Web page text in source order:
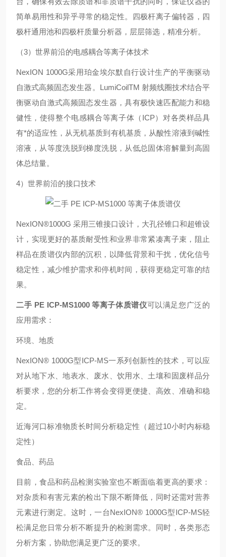
简单易用性和异乎寻常的稳定性。四极杆离子偏转器，四
极杆通用池和四极杆质量分析器，层层筛选，精准分析。
（3）世界前沿的电感耦合等离子体技术
NexION 1000G采用珀金埃尔默自行设计生产的平衡驱动
自激式高频固态发生器。LumiCoilTM 射频线圈技术结合平
衡驱动自激式高频固态发生器，具有极快速匹配能力和稳
健性，使得整个电感耦合等离子体（ICP）对各类样品具
有*的适应性，从无机基质到有机基质，从酸性溶液到碱性
溶液，从等度洗脱到梯度洗脱，从低总固体溶解量到高固
体总结量。
4）世界前沿的接口技术
NexION®1000G 采用三锥接口设计，大孔径锥口和超锥设
计，实现更好的基质耐受性和业界非常紧凑离子束，阻止
样品在质谱仪内部的沉积，以降低背景和干扰，优化信号
稳定性，减少维护需求和停机时间，获得更稳定可靠的结
果。
二手 PE ICP-MS1000 等离子体质谱仪可以满足您广泛的
应用需求：
环境、地质
NexION® 1000G型ICP-MS一系列创新性的技术，可以应
对从地下水、地表水、废水、饮用水、土壤和固废样品分
析要求，您的分析工作将会变得更便捷、高效、准确和稳
定。
近海河口标准物质长时间分析稳定性（超过10小时内标稳
定性）
食品、药品
目前，食品和药品检测实验室也不断面临着更高的要求：
对杂质和有害元素的检出下限不断降低，同时还需对营养
元素进行测定。这时，一台NexION® 1000G型ICP-MS轻
松满足您日常分析不断提升的检测需求。同时，各类形态
分析方案，协助您满足更广泛的要求。